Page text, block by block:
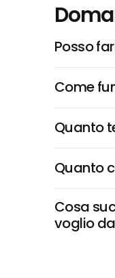
Posso
Come
Quanto
Quanto
Cosa
voglio